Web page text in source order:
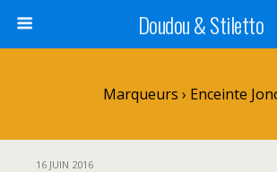
Doudou & Stiletto
Marqueurs › Enceinte
16 JUIN 2016